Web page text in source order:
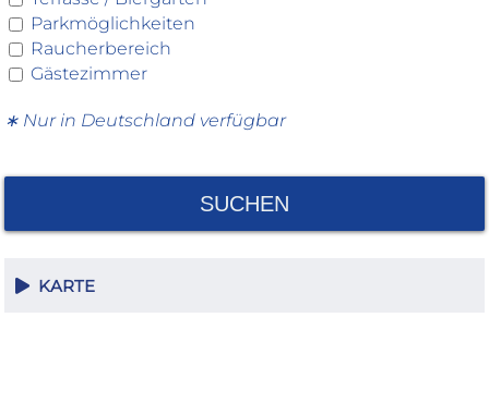
Parkmöglichkeiten
Raucherbereich
Gästezimmer
∗ Nur in Deutschland verfügbar
SUCHEN
KARTE